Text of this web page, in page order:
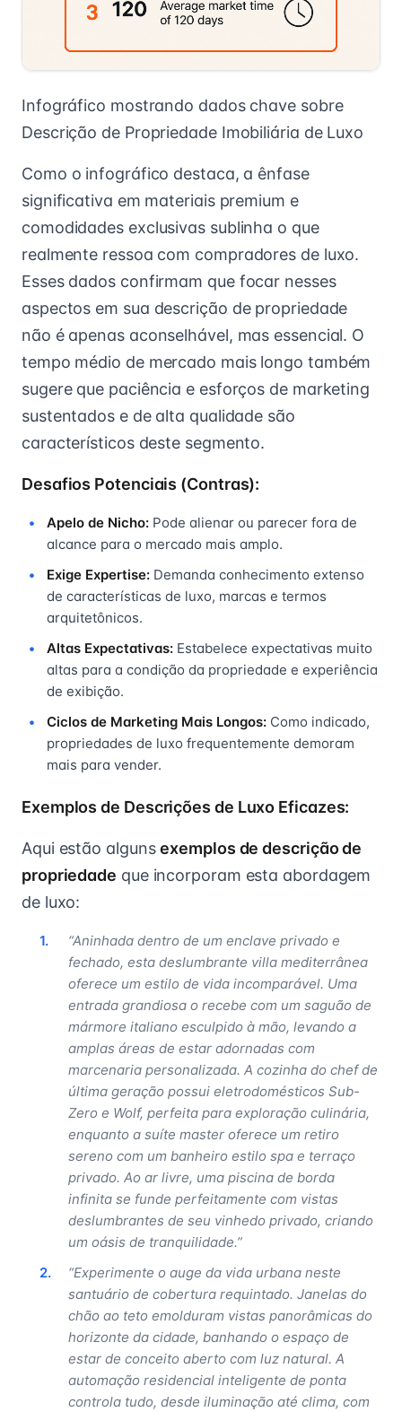
Infográfico mostrando dados chave sobre
Descrição de Propriedade Imobiliária de Luxo
Como o infográfico destaca, a ênfase
significativa em materiais premium e
comodidades exclusivas sublinha o que
realmente ressoa com compradores de luxo.
Esses dados confirmam que focar nesses
aspectos em sua descrição de propriedade
não é apenas aconselhável, mas essencial. O
tempo médio de mercado mais longo também
sugere que paciência e esforços de marketing
sustentados e de alta qualidade são
característicos deste segmento.
Desafios Potenciais (Contras):
Apelo de Nicho: Pode alienar ou parecer fora de
alcance para o mercado mais amplo.
Exige Expertise: Demanda conhecimento extenso
de características de luxo, marcas e termos
arquitetônicos.
Altas Expectativas: Estabelece expectativas muito
altas para a condição da propriedade e experiência
de exibição.
Ciclos de Marketing Mais Longos: Como indicado,
propriedades de luxo frequentemente demoram
mais para vender.
Exemplos de Descrições de Luxo Eficazes:
Aqui estão algunsexemplos de descrição de
propriedade que incorporam esta abordagem
de luxo:
“Aninhada dentro de um enclave privado e
fechado, esta deslumbrante villa mediterrânea
oferece um estilo de vida incomparável. Uma
entrada grandiosa o recebe com um saguão de
mármore italiano esculpido à mão, levando a
amplas áreas de estar adornadas com
marcenaria personalizada. A cozinha do chef de
última geração possui eletrodomésticos Sub-
Zero e Wolf, perfeita para exploração culinária,
enquanto a suíte master oferece um retiro
sereno com um banheiro estilo spa e terraço
privado. Ao ar livre, uma piscina de borda
infinita se funde perfeitamente com vistas
deslumbrantes de seu vinhedo privado, criando
um oásis de tranquilidade.”
“Experimente o auge da vida urbana neste
santuário de cobertura requintado. Janelas do
chão ao teto emolduram vistas panorâmicas do
horizonte da cidade, banhando o espaço de
estar de conceito aberto com luz natural. A
automação residencial inteligente de ponta
controla tudo, desde iluminação até clima, com